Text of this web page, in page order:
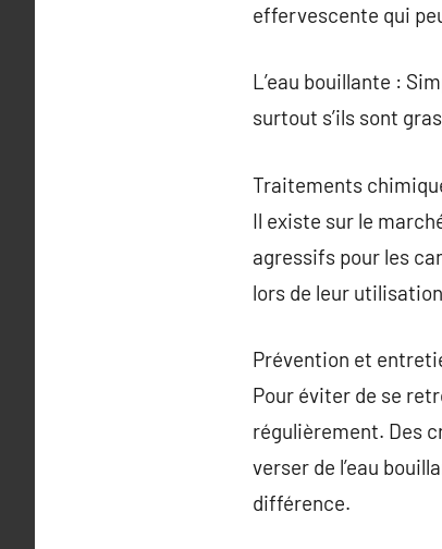
effervescente qui
L’eau bouillante :
surtout s’ils sont
Traitements
Il existe sur le
agressifs pour les
lors de leur
Prévention et
Pour éviter de se
régulièrement. Des
verser de l’eau
différence.